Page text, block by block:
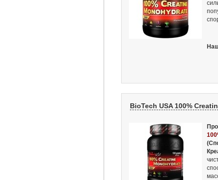
BioTech USA 100%